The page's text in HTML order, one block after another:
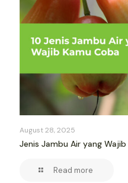
August 28, 2025
Jenis Jambu Air yang
Read more